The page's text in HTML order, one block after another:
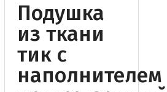
Подушка
из ткани
тик с
наполнителем